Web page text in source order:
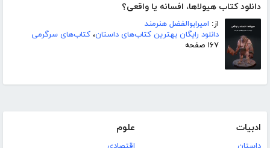
دانلود کتاب هیولاها، افسانه یا واقعی؟
از: امیرابوالفضل هنرمند
دانلود رایگان بهترین کتاب‌های داستان، کتاب‌های سرگرمی
۱۶۷ صفحه
ادبیات علوم